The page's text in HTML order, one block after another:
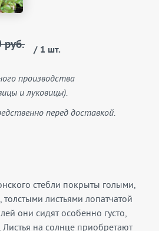
руб. / 1 шт.
производства
и луковицы).
перед доставкой.
стебли покрыты голыми,
листьями лопатчатой
они сидят особенно густо,
Листья на солнце приобретают